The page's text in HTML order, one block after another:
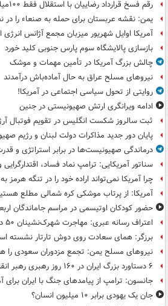
رقم فسخ قرارداد رضاییان با استقلال فقط ۱۰۰میلیون تومان!
یمن: نقشه عربستان برای حمله به صنعاء را در
آمریکا اوایل شهریور میزبان مجمع آژانس
بازسازی پالایشگاه سوم پارس جنوبی کلید خورد
چالش بزرگ آمریکا در تأمین مهمات و موشک
نیروهای مسلح عراق به حال آماده‌باش درآمدند
روایتی از تحول سیاسی اجتماعی در آمریکا!
ادامه ویرانگری ارتش صهیونیستی در جنین
ثبت سالروز شکست انگلیس در تقویم فوتبال
پایان دور جدید مذاکرات دولت لبنان و رژیم
درماندگی صهیونیست‌ها در برابر استراتژی و
سناتور آمریکایی: ترامپ نماد فساد،
چرا آمریکا نمی‌تواند اراده خود را در تنگه هرمز
آمریکا: از پرتاب موشکی کره شمالی مطلع
حضور کودکان اوتیسمی در مراسم جاماندگان
اعتراف رسانه عبری: مهاجرت شهرک‌نشینان ۵۰ درصد افزایش یافت
برزگر: همای سعادت روی دوش تارتار نشسته
نیروهای مسلح یمن: تجمع مزدوران سعودی را
۶ دستاورد بزرگ ایران در ۱۶۰ روز رهبری رهبر انقلاب
جانسون: ترامپ از پیامدهای جنگ با ایران برای
جان یک یهودی برابر ۱۰ میلیون انسان؟